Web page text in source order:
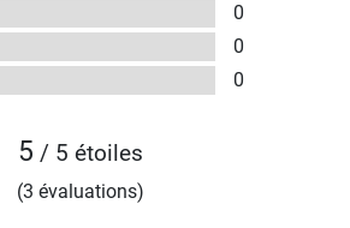
0
0
0
5 / 5 étoiles
(3 évaluations)